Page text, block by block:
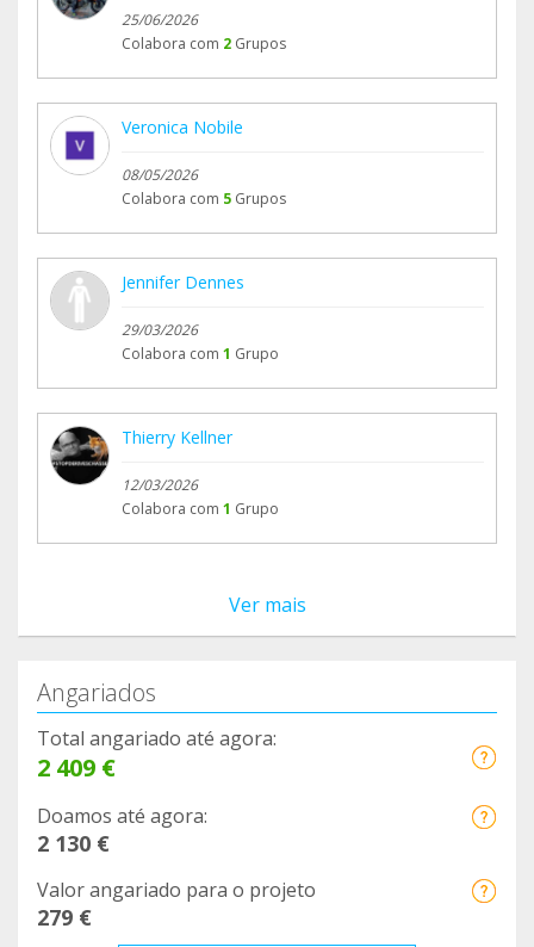
25/06/2026
Colabora com 2 Grupos
Veronica Nobile
08/05/2026
Colabora com 5 Grupos
Jennifer Dennes
29/03/2026
Colabora com 1 Grupo
Thierry Kellner
12/03/2026
Colabora com 1 Grupo
Ver mais
Angariados
Total angariado até agora:
2 409 €
Doamos até agora:
2 130 €
Valor angariado para o projeto
279 €